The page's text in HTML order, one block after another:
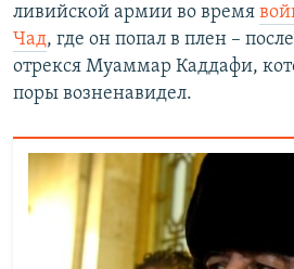
ливийской армии во время
Чад, где он попал в плен –
отрекся Муаммар Каддафи,
поры возненавидел.